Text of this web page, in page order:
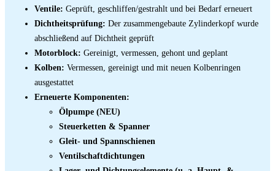
Ventile: Geprüft, geschliffen/gestrahlt und bei Bedarf erneuert
Dichtheitsprüfung: Der zusammengebaute Zylinderkopf wurde
abschließend auf Dichtheit geprüft
Motorblock: Gereinigt, vermessen, gehont und geplant
Kolben: Vermessen, gereinigt und mit neuen Kolbenringen
ausgestattet
Erneuerte Komponenten:
Ölpumpe (NEU)
Steuerketten & Spanner
Gleit- und Spannschienen
Ventilschaftdichtungen